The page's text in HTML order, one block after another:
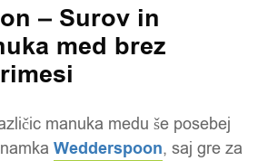
– Surov in
med brez
manuka medu še posebej
Wedderspoon, saj gre za